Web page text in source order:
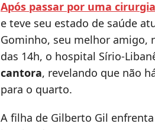
Após passar por uma
e teve seu estado de saúde
Gominho, seu melhor amigo,
das 14h, o hospital Sírio-
cantora, revelando que não
para o quarto.
A filha de Gilberto Gil